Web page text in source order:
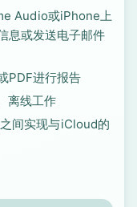
Audio或iPhone上
息或发送电子邮件
PDF进行报告
离线工作
间实现与iCloud的